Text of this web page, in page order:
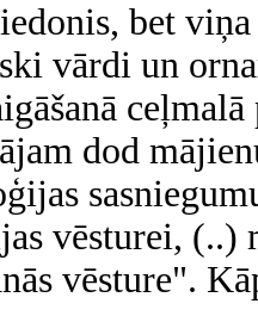
bet
vārdi un
dod
vēsturei, (..)
vēsture".